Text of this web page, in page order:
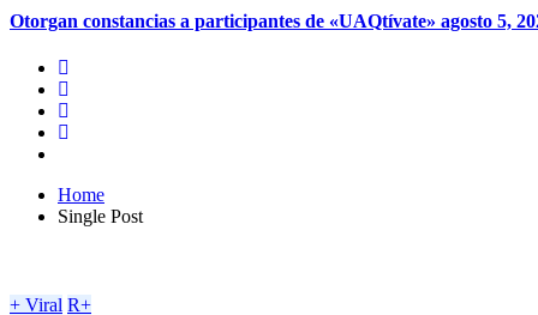
Otorgan constancias a participantes de «UAQtívate» agosto 5,
Home
Single Post
+ Viral R+